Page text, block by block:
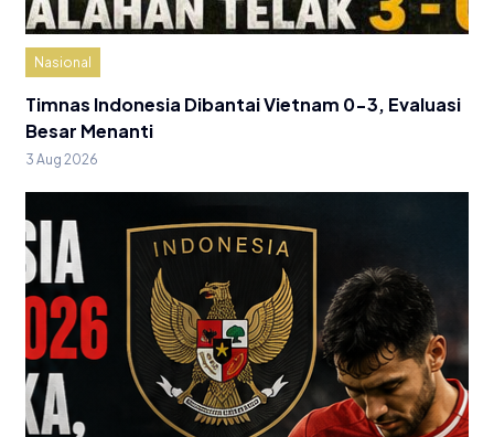
Nasional
Timnas Indonesia Dibantai Vietnam 0-3, Evaluasi
Besar Menanti
3 Aug 2026